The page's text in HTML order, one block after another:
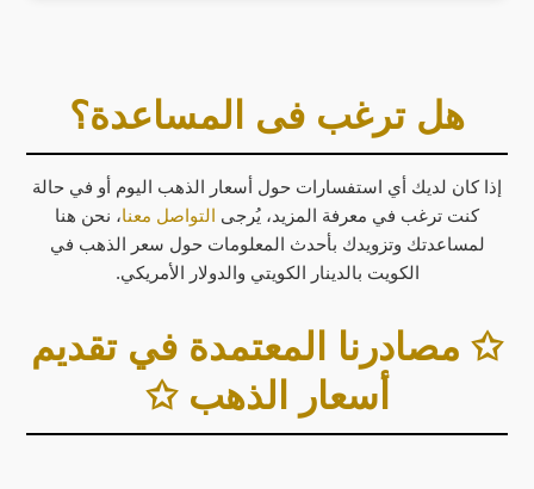
هل ترغب فى المساعدة؟
إذا كان لديك أي استفسارات حول أسعار الذهب اليوم أو في حالة
كنت ترغب في معرفة المزيد، يُرجى التواصل معنا، نحن هنا
لمساعدتك وتزويدك بأحدث المعلومات حول سعر الذهب في
الكويت بالدينار الكويتي والدولار الأمريكي.
✩ مصادرنا المعتمدة في تقديم
أسعار الذهب ✩